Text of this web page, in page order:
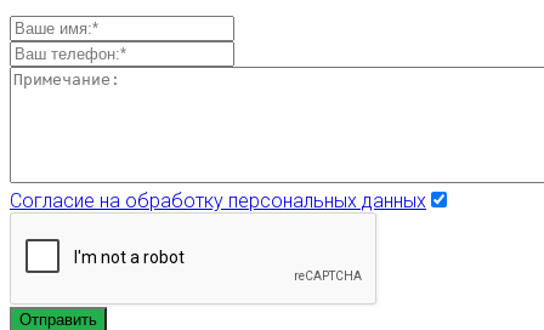
Согласие на обработку персональных данных
Отправить